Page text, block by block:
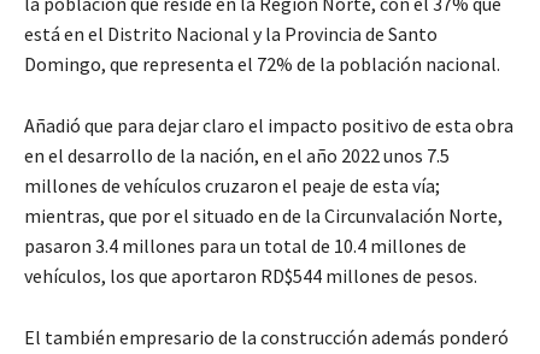
está en el Distrito Nacional y la Provincia de Santo
Domingo, que representa el 72% de la población nacional.
Añadió que para dejar claro el impacto positivo de esta obra
en el desarrollo de la nación, en el año 2022 unos 7.5
millones de vehículos cruzaron el peaje de esta vía;
mientras, que por el situado en de la Circunvalación Norte,
pasaron 3.4 millones para un total de 10.4 millones de
vehículos, los que aportaron RD$544 millones de pesos.
El también empresario de la construcción además ponderó